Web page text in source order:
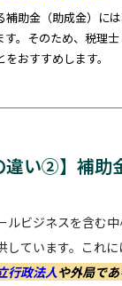
補助金（助成金）に
す。そのため、税理
おすすめします。
違い②】補助
ルビジネスを含む
ています。これに
行政法人や外局で